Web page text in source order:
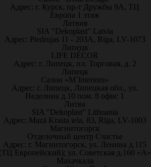
Адрес: г. Курск, пр-т Дружбы 9А, ТЦ
Европа 1 этаж
Латвия
SIA "Dekoplast" Latvia
Адрес: Piedrujas 11 - 203A, Riga, LV-1073
Липецк
LIFE DÉCOR
Адрес: г. Липецк, пл. Торговая, д. 2
Липецк
Салон «M`Interiors»
Адрес: г. Липецк, Липецкая обл., ул.
Неделина д.10 пом. 8 офис 1
Литва
SIA "Dekoplast" Lithuania
Адрес: Mazā Krasta iela, 83, Rīga, LV-1003
Магнитогорск
Отделочный центр Счастье
Адрес: г. Магнитогорск, ул. Ленина д.115
Европейский); ул. Советская д.160 «А»
Махачкала